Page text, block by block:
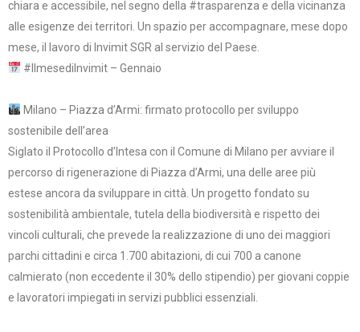
chiara e accessibile, nel segno della #trasparenza e della vicinanza
alle esigenze dei territori. Un spazio per accompagnare, mese dopo
mese, il lavoro di Invimit SGR al servizio del Paese.
#IlmesediInvimit – Gennaio
Milano – Piazza d’Armi: firmato protocollo per sviluppo
sostenibile dell’area
Siglato il Protocollo d’Intesa con il Comune di Milano per avviare il
percorso di rigenerazione di Piazza d’Armi, una delle aree più
estese ancora da sviluppare in città. Un progetto fondato su
sostenibilità ambientale, tutela della biodiversità e rispetto dei
vincoli culturali, che prevede la realizzazione di uno dei maggiori
parchi cittadini e circa 1.700 abitazioni, di cui 700 a canone
calmierato (non eccedente il 30% dello stipendio) per giovani coppie
e lavoratori impiegati in servizi pubblici essenziali.